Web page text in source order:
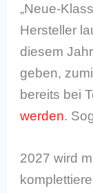
„Neue-
Hersteller
diesem
geben,
bereits bei
werden.
2027 wird